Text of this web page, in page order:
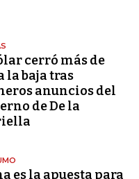
cerró más de
la baja tras
anuncios del
de De la
es la apuesta para